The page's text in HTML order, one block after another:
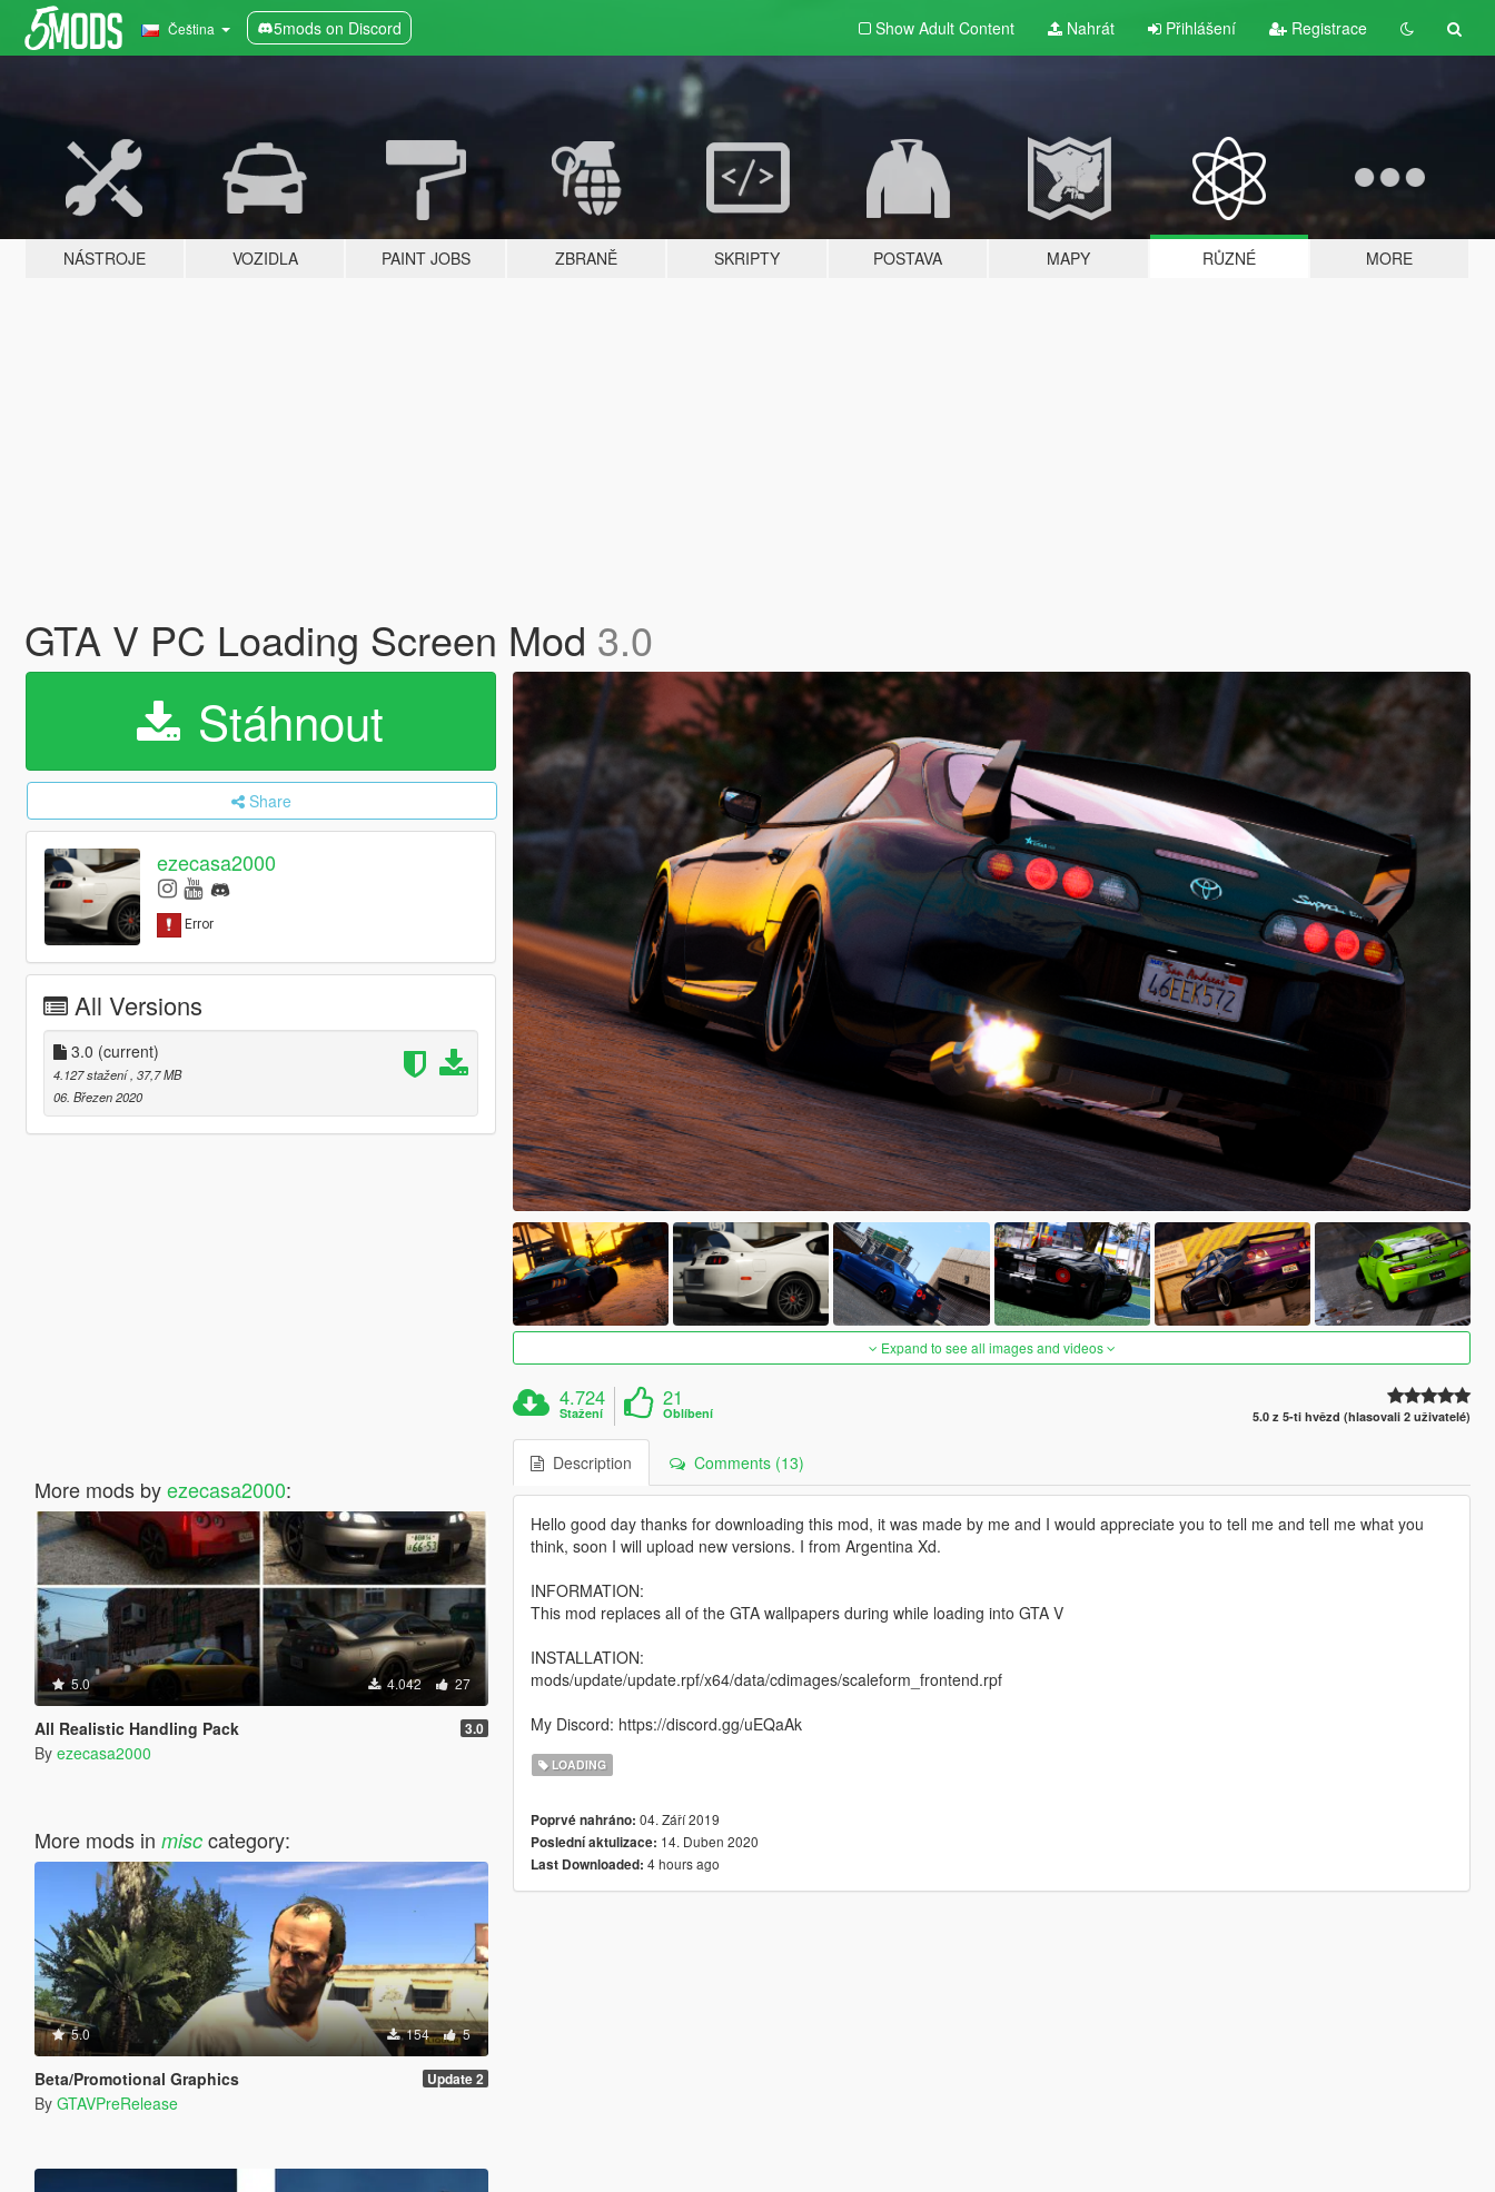
Čeština 5mods on Discord Show Adult Content Nahrát Přihlášení Registrace
NÁSTROJE VOZIDLA PAINT JOBS ZBRANĚ SKRIPTY POSTAVA MAPY RŮZNÉ MORE
GTA V PC Loading Screen Mod 3.0
Stáhnout
Share
ezecasa2000
All Versions
3.0 (current)
4.127 stažení , 37,7 MB
06. Březen 2020
More mods byezecasa2000:
5.0 4.042 27
All Realistic Handling Pack 3.0
By ezecasa2000
More mods in misccategory:
5.0 154 5
Beta/Promotional Graphics Update 2
By GTAVPreRelease
Expand to see all images and videos
4.724
Stažení
21
Oblíbení 5.0 z 5-ti hvězd (hlasovali 2 uživatelé)
Description Comments (13)
Hello good day thanks for downloading this mod, it was made by me and I would appreciate you to tell me and tell me what you
think, soon I will upload new versions. I from Argentina Xd.
INFORMATION:
This mod replaces all of the GTA wallpapers during while loading into GTA V
INSTALLATION:
mods/update/update.rpf/x64/data/cdimages/scaleform_frontend.rpf
My Discord: https://discord.gg/uEQaAk
LOADING
Poprvé nahráno: 04. Září 2019
Poslední aktulizace: 14. Duben 2020
Last Downloaded: 4 hours ago